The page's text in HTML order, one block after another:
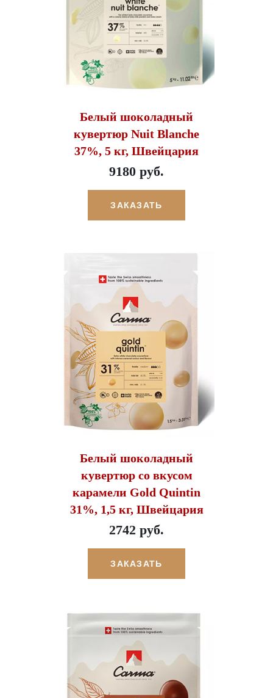
Белый шоколадный
кувертюр Nuit Blanche
37%, 5 кг, Швейцария
9180 руб.
ЗАКАЗАТЬ
Белый шоколадный
кувертюр со вкусом
карамели Gold Quintin
31%, 1,5 кг, Швейцария
2742 руб.
ЗАКАЗАТЬ